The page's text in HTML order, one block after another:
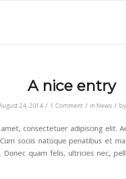
A nice entry
24, 2014 / 1 Comment / in News / by
consectetuer adipiscing elit.
sociis natoque penatibus et
Donec quam felis, ultricies nec,